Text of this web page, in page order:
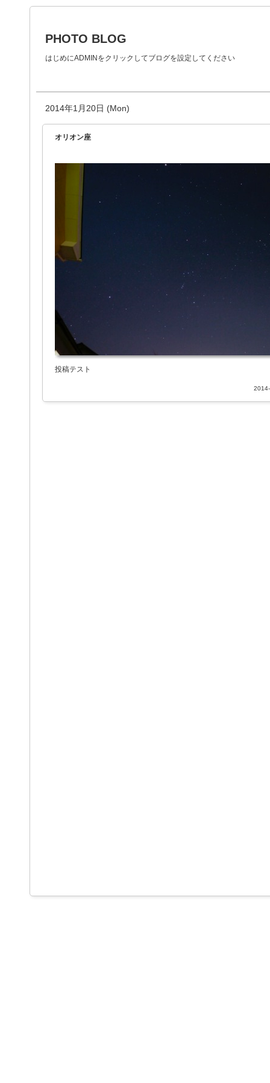
PHOTO BLOG
はじめにADMINをクリックしてブログを設定してください
2014年1月20日 (Mon)
オリオン座
投稿テスト